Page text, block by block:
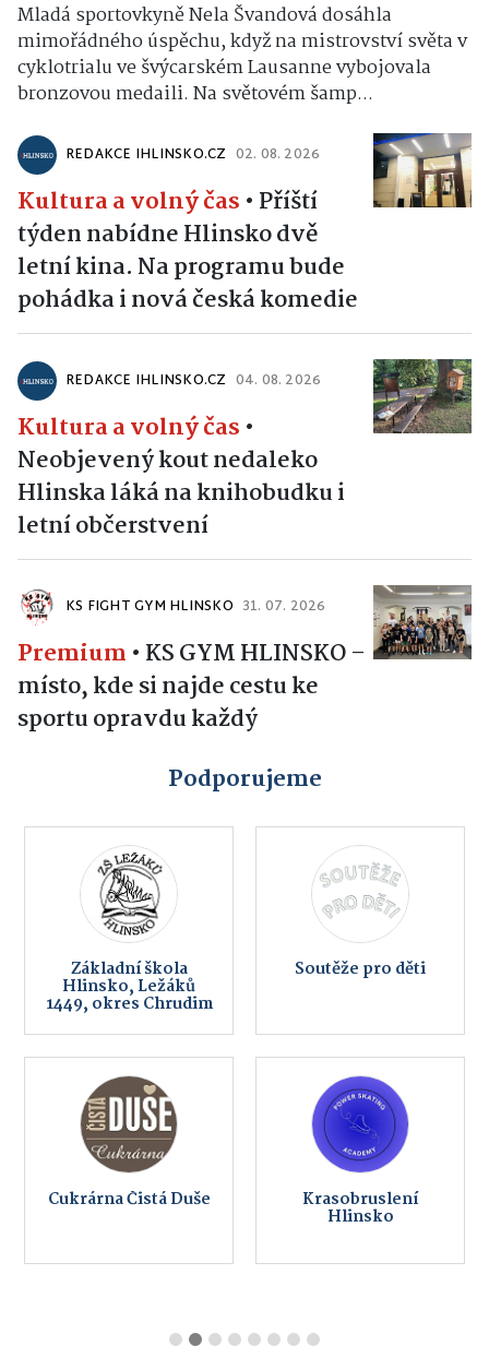
Mladá sportovkyně Nela Švandová dosáhla
mimořádného úspěchu, když na mistrovství světa v
cyklotrialu ve švýcarském Lausanne vybojovala
bronzovou medaili. Na světovém šamp...
REDAKCE IHLINSKO.CZ 02. 08. 2026
Kultura a volný čas • Příští
týden nabídne Hlinsko dvě
letní kina. Na programu bude
pohádka i nová česká komedie
REDAKCE IHLINSKO.CZ 04. 08. 2026
Kultura a volný čas •
Neobjevený kout nedaleko
Hlinska láká na knihobudku i
letní občerstvení
KS FIGHT GYM HLINSKO 31. 07. 2026
Premium • KS GYM HLINSKO –
místo, kde si najde cestu ke
sportu opravdu každý
Podporujeme
Základní škola
Hlinsko, Ležáků
1449, okres Chrudim
Soutěže pro děti
Cukrárna Čistá Duše Krasobruslení
Hlinsko